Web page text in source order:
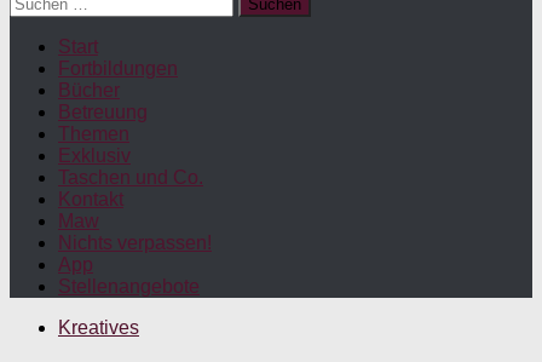
nach:
Start
Fortbildungen
Bücher
Betreuung
Themen
Exklusiv
Taschen und Co.
Kontakt
Maw
Nichts verpassen!
App
Stellenangebote
Kreatives